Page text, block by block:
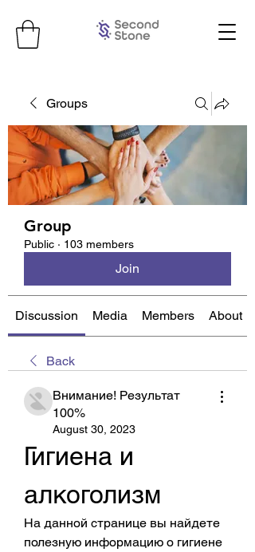
Groups
Group
Public · 103 members
Join
Discussion Media Members About
Back
Внимание! Результат
100%
August 30, 2023
Гигиена и
алкоголизм
На данной странице вы найдете
полезную информацию о гигиене